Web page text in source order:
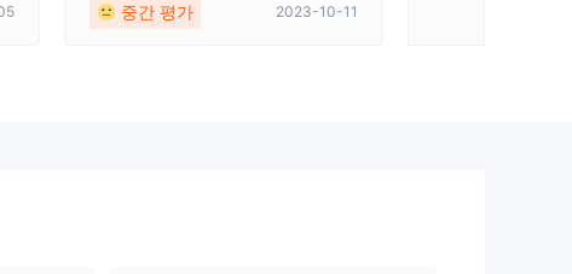
중간 평가 2023-10-11